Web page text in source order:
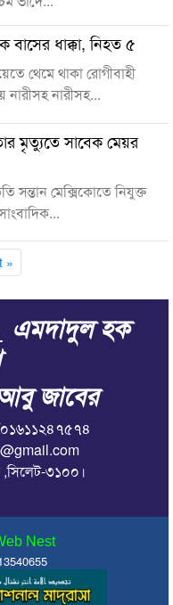
বাসের ধাক্কা, নিহত ৫
থেমে থাকা রোগীবাহী
নারীসহ নারীসহ...
মৃত্যুতে সাবেক মেয়র
সন্তান মেক্সিকোতে নিযুক্ত
»
এমদাদুল হক
জাবের
৩১০০।
Nest